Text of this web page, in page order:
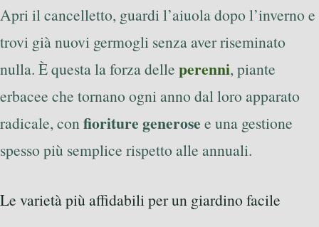
Apri il cancelletto, guardi l’aiuola dopo l’inverno e
trovi già nuovi germogli senza aver riseminato
nulla. È questa la forza delle perenni, piante
erbacee che tornano ogni anno dal loro apparato
radicale, confioriture generose e una gestione
spesso più semplice rispetto alle annuali.
Le varietà più affidabili per un giardino facile